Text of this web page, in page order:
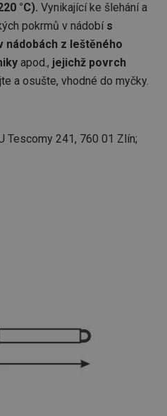
°C). Vynikající ke šlehání a
pokrmů v nádobí s
nádobách z leštěného
apod., jejichž povrch
a osušte, vhodné do myčky.
Tescomy 241, 760 01 Zlín;